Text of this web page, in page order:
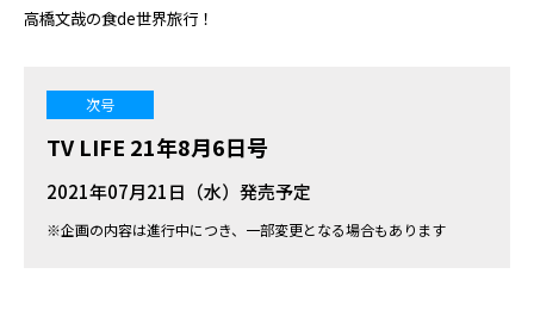
高橋文哉の食de世界旅行！
次号
TV LIFE 21年8月6日号
2021年07月21日（水）発売予定
※企画の内容は進行中につき、一部変更となる場合もあります